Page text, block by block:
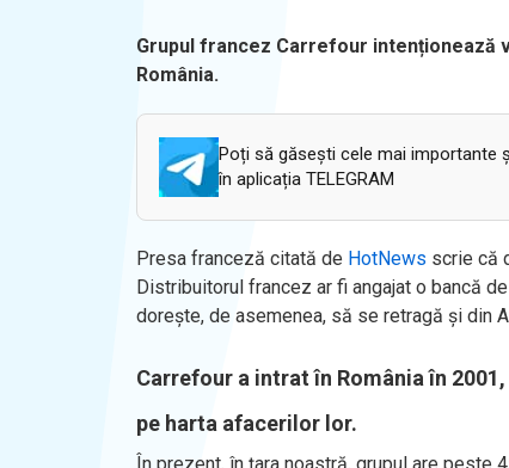
Grupul francez Carrefour intenționează
România.
Poți să găsești cele mai importante
în aplicația TELEGRAM
Presa franceză citată de HotNews scrie că
Distribuitorul francez ar fi angajat o bancă
dorește, de asemenea, să se retragă și din
Carrefour a intratîn România în
pe harta afacerilor lor.